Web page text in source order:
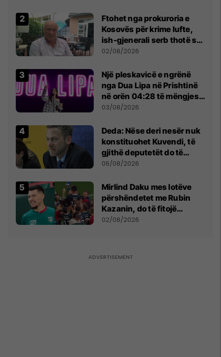
Ftohet nga prokuroria e
Kosovës për krime lufte,
ish-gjenerali serb thotë se
dikush e tradhtoi në
02/08/2026
Një pleskavicë e ngrënë
nga Dua Lipa në Prishtinë
në orën 04:28 të mëngjesit
- dhe bota digjitale serbe
03/08/2026
Deda: Nëse deri nesër nuk
konstituohet Kuvendi, të
gjithë deputetët do të
bëjnë shkelje të rëndë
06/08/2026
Mirlind Daku mes lotëve
përshëndetet me Rubin
Kazanin, do të fitojë
miliona te Spartak Moska
02/08/2026